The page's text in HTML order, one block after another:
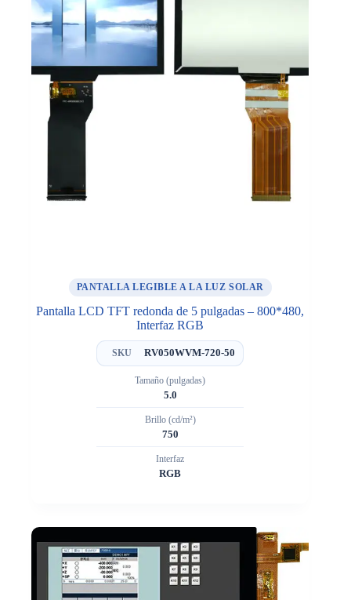
PANTALLA LEGIBLE A LA LUZ SOLAR
Pantalla LCD TFT redonda de 5 pulgadas – 800*480,
Interfaz RGB
SKU RV050WVM-720-50
Tamaño (pulgadas)
5.0
Brillo (cd/m²)
750
Interfaz
RGB